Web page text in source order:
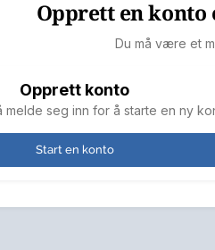
Opprett en
Du må være et
Opprett konto
melde seg inn for å starte en ny
Start en konto